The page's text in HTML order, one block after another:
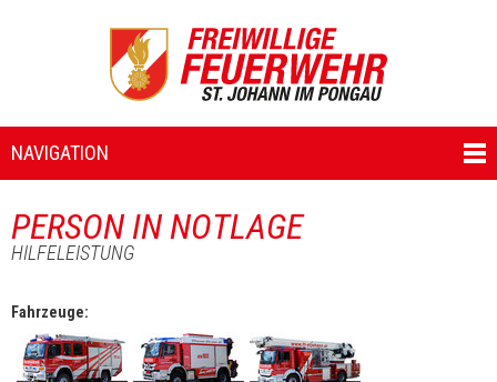
NAVIGATION
PERSON IN NOTLAGE
HILFELEISTUNG
Fahrzeuge: